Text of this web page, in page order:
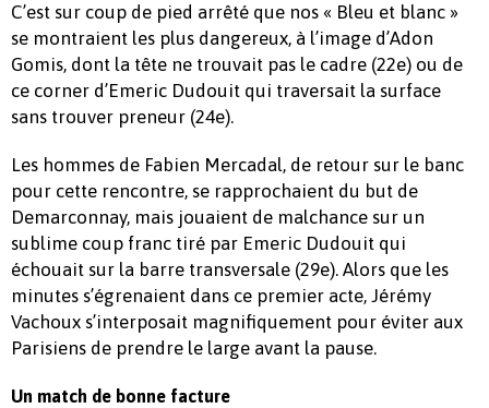
C’est sur coup de pied arrêté que nos « Bleu et blanc »
se montraient les plus dangereux, à l’image d’Adon
Gomis, dont la tête ne trouvait pas le cadre (22e) ou de
ce corner d’Emeric Dudouit qui traversait la surface
sans trouver preneur (24e).
Les hommes de Fabien Mercadal, de retour sur le banc
pour cette rencontre, se rapprochaient du but de
Demarconnay, mais jouaient de malchance sur un
sublime coup franc tiré par Emeric Dudouit qui
échouait sur la barre transversale (29e). Alors que les
minutes s’égrenaient dans ce premier acte, Jérémy
Vachoux s’interposait magnifiquement pour éviter aux
Parisiens de prendre le large avant la pause.
Un match de bonne facture